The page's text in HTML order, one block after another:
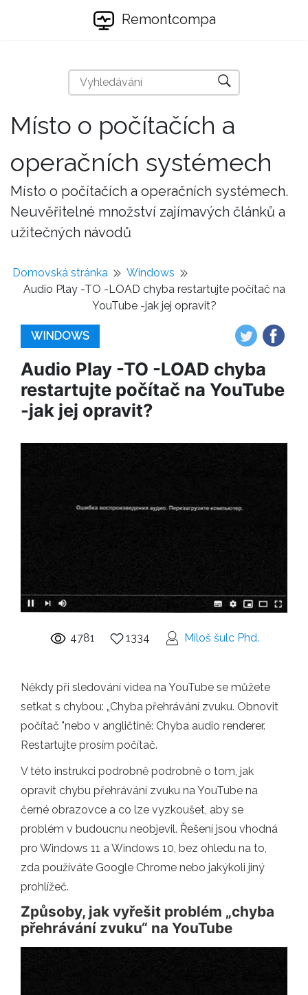
Remontcompa
Místo o počítačích a
operačních systémech
Místo o počítačích a operačních systémech.
Neuvěřitelné množství zajímavých článků a
užitečných návodů
Domovská stránka
Windows
Audio Play -TO -LOAD chyba restartujte počítač na
YouTube -jak jej opravit?
WINDOWS
Audio Play -TO -LOAD chyba
restartujte počítač na YouTube
-jak jej opravit?
4781 1334 Miloš šulc Phd.
Někdy při sledování videa na YouTube se můžete
setkat s chybou: „Chyba přehrávání zvuku. Obnovit
počítač "nebo v angličtině: Chyba audio renderer.
Restartujte prosím počítač.
V této instrukci podrobně podrobně o tom, jak
opravit chybu přehrávání zvuku na YouTube na
černé obrazovce a co lze vyzkoušet, aby se
problém v budoucnu neobjevil. Řešení jsou vhodná
pro Windows 11 a Windows 10, bez ohledu na to,
zda používáte Google Chrome nebo jakýkoli jiný
prohlížeč.
Způsoby, jak vyřešit problém „chyba
přehrávání zvuku“ na YouTube